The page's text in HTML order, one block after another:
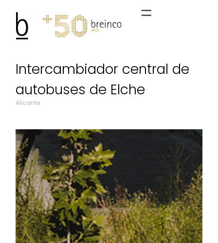
Intercambiador central de
autobuses de Elche
Alicante